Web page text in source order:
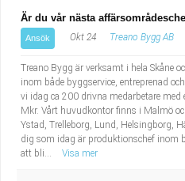
Är du vår nästa
Ansök Okt 24 Treano Bygg AB
Treano Bygg är verksamt i hela Skåne
inom både byggservice, entreprenad
vi idag ca 200 drivna medarbetare
Mkr. Vårt huvudkontor finns i Malmö
Ystad, Trelleborg, Lund, Helsingborg,
dig som idag är produktionschef inom
att bli...
Visa mer